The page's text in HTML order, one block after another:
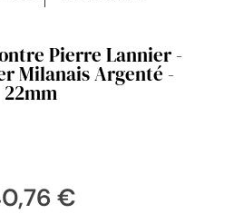
Pierre Lannier -
Milanais Argenté -
22mm
€